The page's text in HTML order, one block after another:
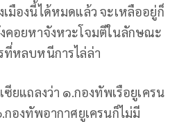
มืองนี้ได้หมดแล้ว จะเหลืออยู่ก็
คอยหาจังหวะโจมตีในลักษณะ
ที่หลบหนีการไล่ล่า
ซียแถลงว่า ๑.กองทัพเรือยูเครน
องทัพอากาศยูเครนก็ไม่มี